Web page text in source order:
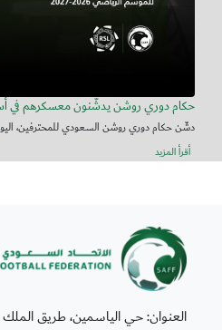
حكام دوري روشن يدشّنون معسكرهم في
دشّن حكام دوري روشن السعودي للمحترفين،
أقرأ المزيد
العنوان: حي الياسمين، طريق